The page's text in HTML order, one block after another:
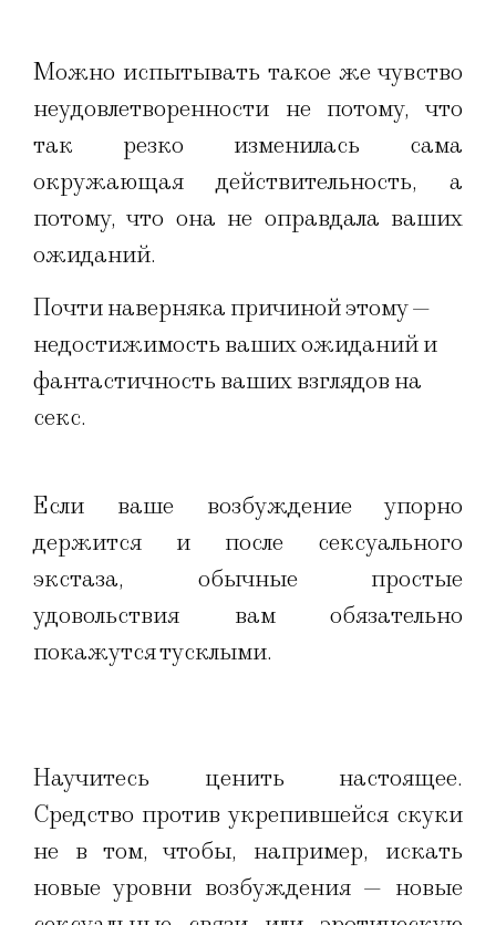
Можно испытывать такое же чувство
неудовлетворенности не потому, что
так резко изменилась сама
окружающая действительность, а
потому, что она не оправдала ваших
ожиданий.
Почти наверняка причиной этому —
недостижимость ваших ожиданий и
фантастичность ваших взглядов на
секс.
Если ваше возбуждение упорно
держится и после сексуального
экстаза, обычные простые
удовольствия вам обязательно
покажутся тусклыми.
Научитесь ценить настоящее.
Средство против укрепившейся скуки
не в том, чтобы, например, искать
новые уровни возбуждения — новые